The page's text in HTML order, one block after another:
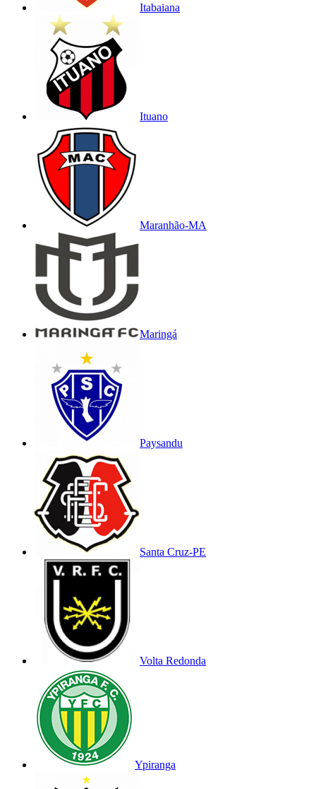
Itabaiana
Ituano
Maranhão-MA
Maringá
Paysandu
Santa Cruz-PE
Volta Redonda
Ypiranga